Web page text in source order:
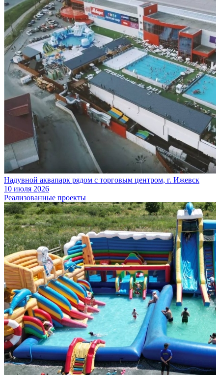
Надувной аквапарк рядом с торговым центром, г. Ижевск
10 июля 2026
Реализованные проекты